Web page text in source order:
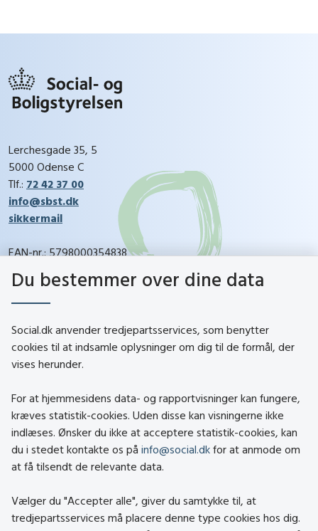
Lerchesgade 35, 5
5000 Odense C
Tlf.: 72 42 37 00
info@sbst.dk
sikkermail
EAN-nr.: 5798000354838
CVR-nr.: 26144698
Kontakt
About social.dk
Tilgængelighedserklæring
Om brugen af cookies
Besøg også
Du bestemmer over dine data
Social.dk anvender tredjepartsservices, som benytter
cookies til at indsamle oplysninger om dig til de formål, der
vises herunder.
For at hjemmesidens data- og rapportvisninger kan fungere,
kræves statistik-cookies. Uden disse kan visningerne ikke
indlæses. Ønsker du ikke at acceptere statistik-cookies, kan
du i stedet kontakte os på info@social.dk for at anmode om
at få tilsendt de relevante data.
Vælger du "Accepter alle", giver du samtykke til, at
tredjepartsservices må placere denne type cookies hos dig.